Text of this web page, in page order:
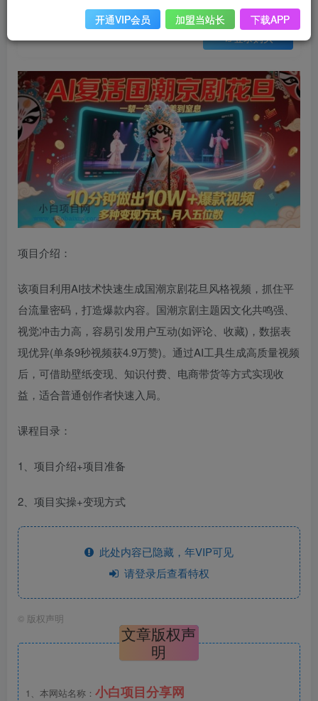
年VIP免费 终身VIP会员免费
登录购买
项目介绍：
该项目利用AI技术快速生成国潮京剧花旦风格视频，抓住平
台流量密码，打造爆款内容。国潮京剧主题因文化共鸣强、
视觉冲击力高，容易引发用户互动(如评论、收藏)，数据表
现优异(单条9秒视频获4.9万赞)。通过AI工具生成高质量视频
后，可借助壁纸变现、知识付费、电商带货等方式实现收
益，适合普通创作者快速入局。
课程目录：
1、项目介绍+项目准备
2、项目实操+变现方式
此处内容已隐藏，年VIP可见
请登录后查看特权
© 版权声明
文章版权声
明
1、本网站名称： 小白项目分享网
开通VIP会员 加盟当站长 下载APP